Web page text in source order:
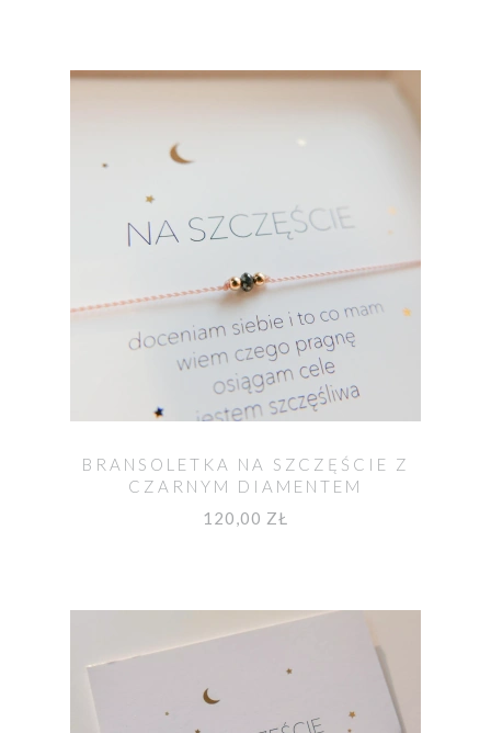
BRANSOLETKA NA SZCZĘŚCIE Z
CZARNYM DIAMENTEM
KARBONADO NA SZNURKU
120,00 ZŁ